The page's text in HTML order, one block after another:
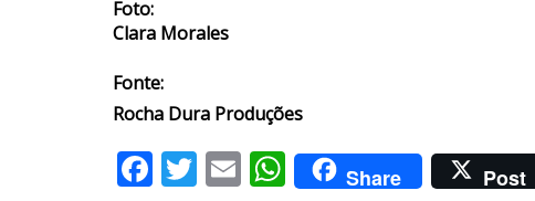
Foto:
Clara Morales
Fonte:
Rocha Dura Produções
Facebook
Twitter
EmailWhatsApp
Share Post